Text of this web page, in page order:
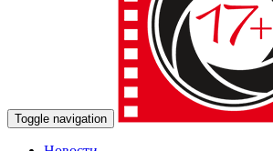
Toggle navigation